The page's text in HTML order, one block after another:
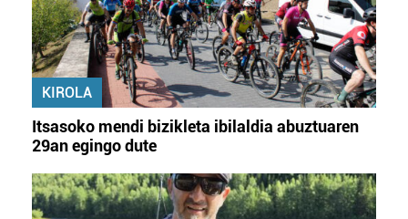
KIROLA
Itsasoko mendi bizikleta ibilaldia abuztuaren
29an egingo dute